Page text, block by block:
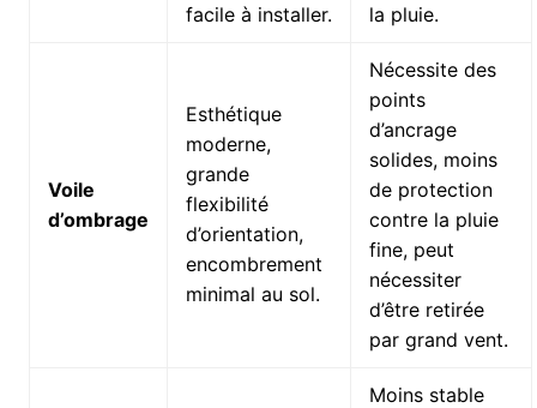
facile à installer.
la pluie.
Voile
d’ombrage
Esthétique
moderne,
grande
flexibilité
d’orientation,
encombrement
minimal au sol.
Nécessite des
points
d’ancrage
solides, moins
de protection
contre la pluie
fine, peut
nécessiter
d’être retirée
par grand vent.
Moins stable